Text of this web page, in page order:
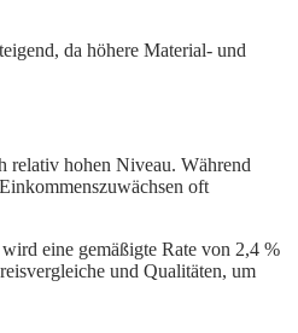
da höhere Material- und
relativ hohen Niveau. Während
oft
eine gemäßigte Rate von 2,4 %
und Qualitäten, um